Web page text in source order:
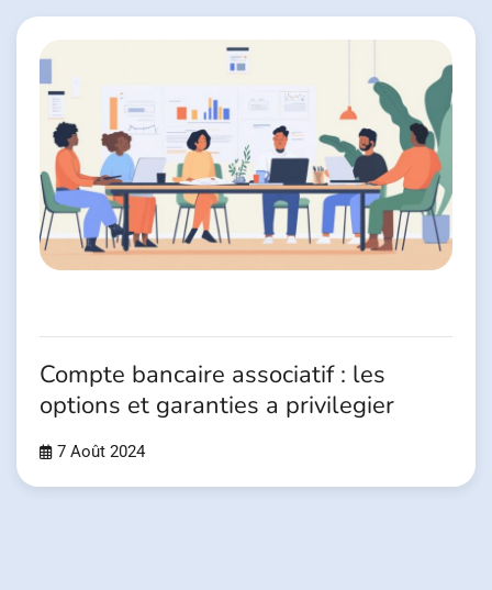
Compte bancaire associatif : les
options et garanties a privilegier
7 Août 2024